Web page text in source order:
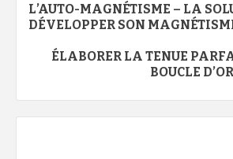
d’article
L’AUTO-MAGNÉTISME – LA
DÉVELOPPER SON
ÉLABORER LA TENUE
BOUCLE